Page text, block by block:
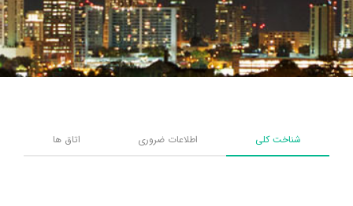
شناخت کلی اطلاعات ضروری اتاق ها